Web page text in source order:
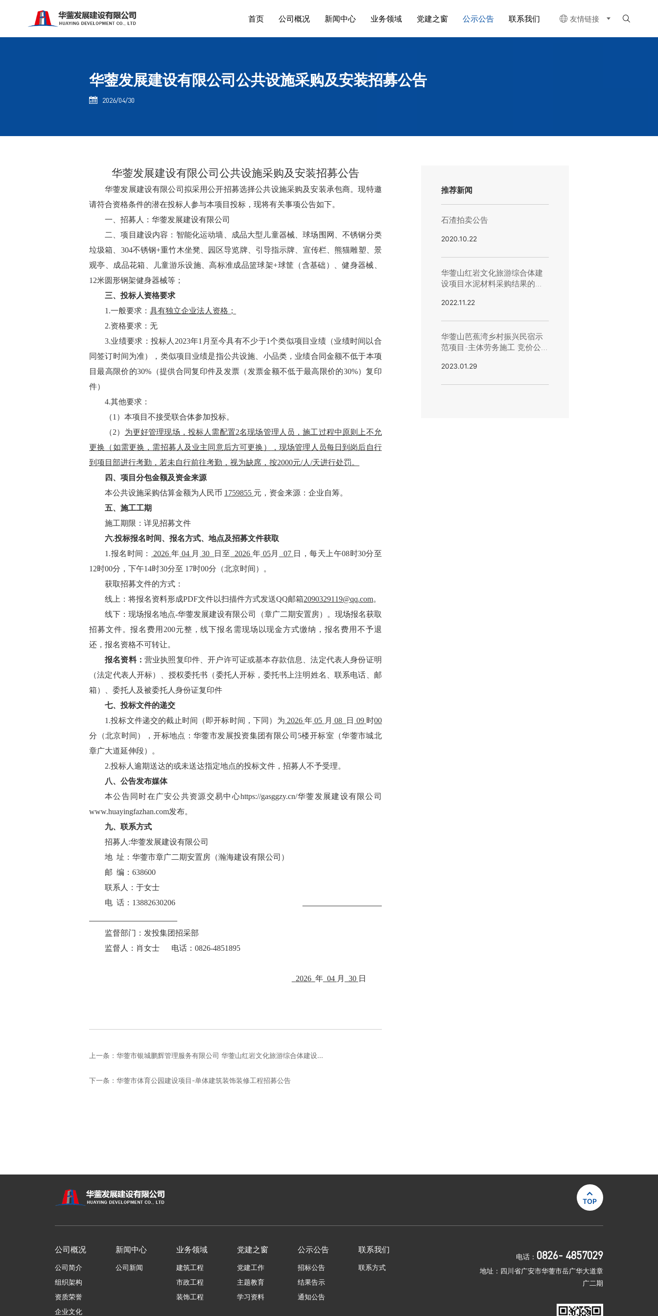
首页 公司概况 新闻中心 业务领域 党建之窗 公示公告 联系我们  友情链接 
华蓥发展建设有限公司公共设施采购及安装招募公告
 2026/04/30
华蓥发展建设有限公司公共设施采购及安装招募公告
华蓥发展建设有限公司拟采用公开招募选择公共设施采购及安装承包商。现特邀
请符合资格条件的潜在投标人参与本项目投标，现将有关事项公告如下。
一、招募人：华蓥发展建设有限公司
二、项目建设内容：智能化运动墙、成品大型儿童器械、球场围网、不锈钢分类
垃圾箱、 304不锈钢+重竹木坐凳、园区导览牌、引导指示牌、宣传栏、熊猫雕塑、景
观亭、成品花箱、儿童游乐设施、高标准成品篮球架+球筐（含基础）、健身器械、
12米圆形钢架健身器械等；
三、投标人资格要求
1.一般要求：具有独立企业法人资格；
2.资格要求：无
3.业绩要求：投标人2023年1月至今具有不少于1个类似项目业绩（业绩时间以合
同签订时间为准），类似项目业绩是指公共设施、小品类，业绩合同金额不低于本项
目最高限价的30%（提供合同复印件及发票（发票金额不低于最高限价的30%）复印
件）
4.其他要求：
（1）本项目不接受联合体参加投标。
（2） 为更好管理现场，投标人需配置2名现场管理人员，施工过程中 原则上不允
更换 （如需更换，需招募人及业主同意后方可更换）
，现场管理人员每日到岗后自行
到项目部进行考勤，若未自行前往考勤，视为缺席 ，按2000元/人/天进行处罚。
四、项目分包金额及资金来源
本公共设施采购估算金额为人民币 1759855 元， 资金来源：企业自筹。
五、施工工期
施工期限 ：详见招募文件
六.投标报名 时间、报名方式、地点及招募文件获取
1.报名时间： 2026 年 04 月 30 日至 2026 年 05月 07 日，每天上午08时30分至
12时00分，下午14时30分至 17时00分（北京时间）。
获取招募文件的方式：
线上：将报名资料形成PDF文件以扫描件方式发送QQ邮箱2090329119@qq.com。
线下：现场报名地点-华蓥发展建设有限公司 （章广二期安置房） 。 现场报名获取
招募文件。报名费用 200元整，线下报名需现场以现金方式缴纳，报名费用不予退
还，报名资格不可转让。
报名资料： 营业执照复印件、开户许可证或基本存款信息、法定代表人身份证明
（法定代表人开标）、授权委托书（委托人开标，委托书上注明姓名、联系电话、邮
箱）、委托人及被委托人身份证复印件
七、投标文件的递交
1.投标文件递交的截止时间（即开标时间，下同）为 2026 年 05 月 08 日 09 时00
分 （北京时间），开标地点：华蓥市发展投资集团有限公司 5楼开标室（华蓥市城北
章广大道延伸段）。
2.投标人逾期送达的或未送达指定地点的投标文件，招募人不予受理。
八、公告发布媒体
本公告同时在广安公共资源交易中心https://gasggzy.cn/华蓥发展建设有限公司
www.huayingfazhan.com发布。
九、联系方式
招募 人 :华蓥发展建设有限公司
地 址：华蓥市章广二期安置房（瀚海建设有限公司）
邮 编：638600
联系人：于女士
电 话： 13882630206
监督部门：发投集团招采部
监督人：肖女士
电话：0826-4851895
2026 年04 月 30 日
上一条：华蓥市银城鹏辉管理服务有限公司 华蓥山红岩文化旅游综合体建设...
下一条：华蓥市体育公园建设项目-单体建筑装饰装修工程招募公告
推荐新闻
石渣拍卖公告
2020.10.22
华蓥山红岩文化旅游综合体建
设项目水泥材料采购结果的公
2022.11.22
华蓥山芭蕉湾乡村振兴民宿示
范项目-主体劳务施工 竞价公
2023.01.29

TOP
公司概况
公司简介
组织架构
资质荣誉
企业文化
新闻中心
公司新闻
业务领域
建筑工程
市政工程
装饰工程
党建之窗
党建工作
主题教育
学习资料
公示公告
招标公告
结果告示
通知公告
联系我们
联系方式
电话： 0826- 4857029
地址：四川省广安市华蓥市岳广华大道章
广二期